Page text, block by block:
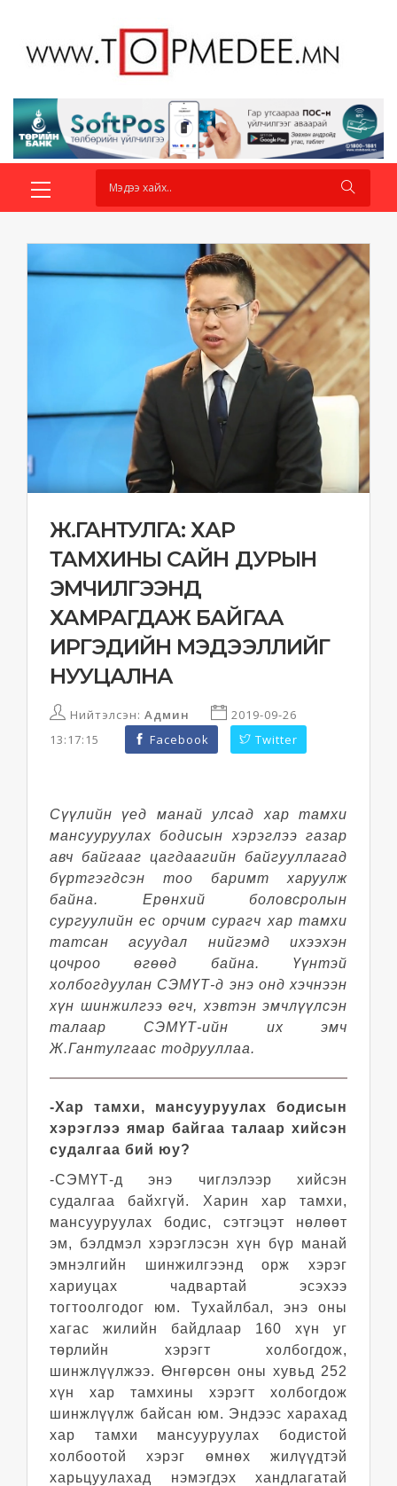
Ж.ГАНТУЛГА: ХАР
ТАМХИНЫ САЙН ДУРЫН
ЭМЧИЛГЭЭНД
ХАМРАГДАЖ БАЙГАА
ИРГЭДИЙН МЭДЭЭЛЛИЙГ
НУУЦАЛНА
Нийтэлсэн: Админ
2019-09-26
13:17:15
Facebook Twitter
Сүүлийн үед манай улсад хар тамхи
мансууруулах бодисын хэрэглээ газар
авч байгааг цагдаагийн байгууллагад
бүртгэгдсэн тоо баримт харуулж
байна. Ерөнхий боловсролын
сургуулийн ес орчим сурагч хар тамхи
татсан асуудал нийгэмд ихээхэн
цочроо өгөөд байна. Үүнтэй
холбогдуулан СЭМҮТ-д энэ онд хэчнээн
хүн шинжилгээ өгч, хэвтэн эмчлүүлсэн
талаар СЭМҮТ-ийн их эмч
Ж.Гантулгаас тодрууллаа.
-Хар тамхи, мансууруулах бодисын
хэрэглээ ямар байгаа талаар хийсэн
судалгаа бий юу?
-СЭМҮТ-д энэ чиглэлээр хийсэн
судалгаа байхгүй. Харин хар тамхи,
мансууруулах бодис, сэтгэцэт нөлөөт
эм, бэлдмэл хэрэглэсэн хүн бүр манай
эмнэлгийн шинжилгээнд орж хэрэг
хариуцах чадвартай эсэхээ
тогтоолгодог юм. Тухайлбал, энэ оны
хагас жилийн байдлаар 160 хүн уг
төрлийн хэрэгт холбогдож,
шинжлүүлжээ. Өнгөрсөн оны хувьд 252
хүн хар тамхины хэрэгт холбогдож
шинжлүүлж байсан юм. Эндээс харахад
хар тамхи мансууруулах бодистой
холбоотой хэрэг өмнөх жилүүдтэй
харьцуулахад нэмэгдэх хандлагатай